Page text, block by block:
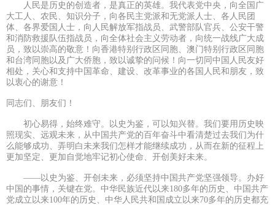
人民是历史的创造者，是真正的英雄。我代表党中央，向全国广
大工人、农民、知识分子，向各民主党派和无党派人士、各人民团
体、各界爱国人士，向人民解放军指战员、武警部队官兵、公安干警
和消防救援队伍指战员，向全体社会主义劳动者，向统一战线广大成
员，致以崇高的敬意！向香港特别行政区同胞、澳门特别行政区同胞
和台湾同胞以及广大侨胞，致以诚挚的问候！向一切同中国人民友好
相处，关心和支持中国革命、建设、改革事业的各国人民和朋友，致
以衷心的谢意！
同志们、朋友们！
初心易得，始终难守。以史为鉴，可以知兴替。我们要用历史映
照现实、远观未来，从中国共产党的百年奋斗中看清楚过去我们为什
么能够成功、弄明白未来我们怎样才能继续成功，从而在新的征程上
更加坚定、更加自觉地牢记初心使命、开创美好未来。
——以史为鉴、开创未来，必须坚持中国共产党坚强领导。办好
中国的事情，关键在党。中华民族近代以来180多年的历史、中国共产
党成立以来100年的历史、中华人民共和国成立以来70多年的历史都充